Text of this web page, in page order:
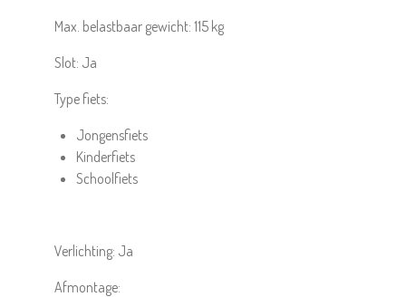
Max. belastbaar gewicht: 115 kg
Slot: Ja
Type fiets:
Jongensfiets
Kinderfiets
Schoolfiets
Verlichting: Ja
Afmontage: